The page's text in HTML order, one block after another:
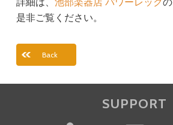
詳細は、 池部楽器店 パワーレック
是非ご覧ください。
Back
SUPPORT